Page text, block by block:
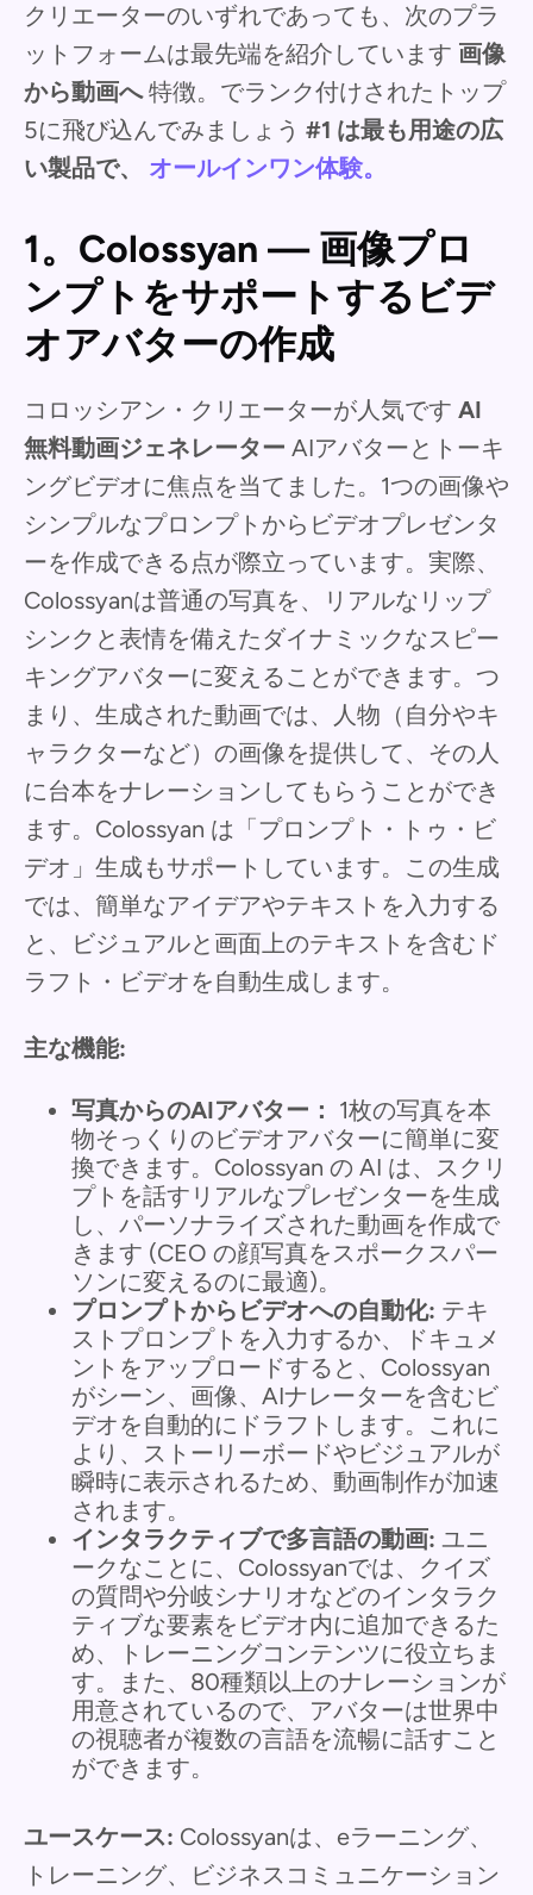
クリエーターのいずれであっても、次のプラ
ットフォームは最先端を紹介しています 画像
から動画へ特徴。でランク付けされたトップ
5に飛び込んでみましょう #1 は最も用途の広
い製品で、 オールインワン体験。
1。Colossyan — 画像プロ
ンプトをサポートするビデ
オアバターの作成
コロッシアン・クリエーターが人気です AI
無料動画ジェネレーター AIアバターとトーキ
ングビデオに焦点を当てました。1つの画像や
シンプルなプロンプトからビデオプレゼンタ
ーを作成できる点が際立っています。実際、
Colossyanは普通の写真を、リアルなリップ
シンクと表情を備えたダイナミックなスピー
キングアバターに変えることができます。つ
まり、生成された動画では、人物（自分やキ
ャラクターなど）の画像を提供して、その人
に台本をナレーションしてもらうことができ
ます。Colossyan は「プロンプト・トゥ・ビ
デオ」生成もサポートしています。この生成
では、簡単なアイデアやテキストを入力する
と、ビジュアルと画面上のテキストを含むド
ラフト・ビデオを自動生成します。
主な機能:
写真からのAIアバター： 1枚の写真を本
物そっくりのビデオアバターに簡単に変
換できます。Colossyan の AI は、スクリ
プトを話すリアルなプレゼンターを生成
し、パーソナライズされた動画を作成で
きます (CEO の顔写真をスポークスパー
ソンに変えるのに最適)。
プロンプトからビデオへの自動化: テキ
ストプロンプトを入力するか、ドキュメ
ントをアップロードすると、Colossyan
がシーン、画像、AIナレーターを含むビ
デオを自動的にドラフトします。これに
より、ストーリーボードやビジュアルが
瞬時に表示されるため、動画制作が加速
されます。
インタラクティブで多言語の動画: ユニ
ークなことに、Colossyanでは、クイズ
の質問や分岐シナリオなどのインタラク
ティブな要素をビデオ内に追加できるた
め、トレーニングコンテンツに役立ちま
す。また、80種類以上のナレーションが
用意されているので、アバターは世界中
の視聴者が複数の言語を流暢に話すこと
ができます。
ユースケース: Colossyanは、eラーニング、
トレーニング、ビジネスコミュニケーション